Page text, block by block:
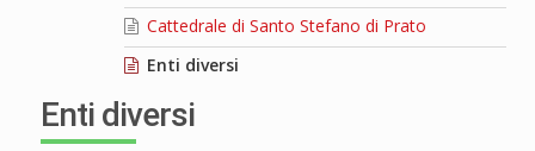
Cattedrale di Santo Stefano di Prato
Enti diversi
Enti diversi